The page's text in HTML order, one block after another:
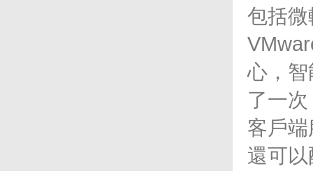
包括
心，
了一
客戶
還可